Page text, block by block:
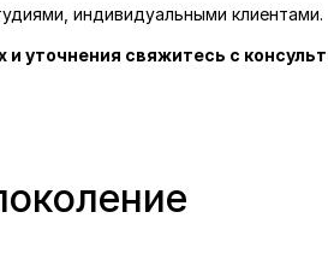
индивидуальными клиентами.
уточнения свяжитесь с